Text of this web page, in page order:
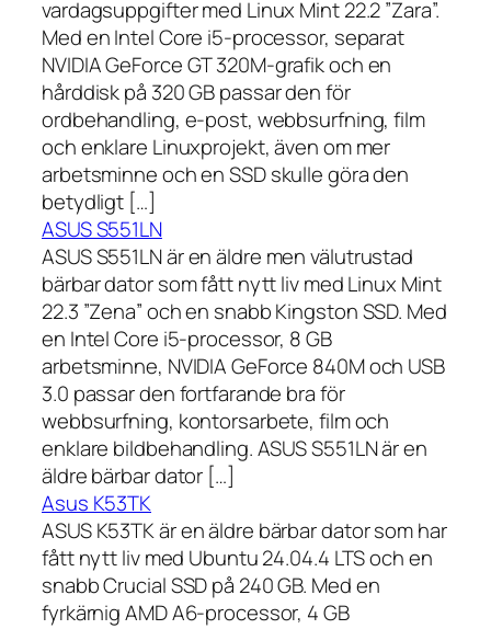
vardagsuppgifter med Linux Mint 22.2 ”Zara”.
Med en Intel Core i5-processor, separat
NVIDIA GeForce GT 320M-grafik och en
hårddisk på 320 GB passar den för
ordbehandling, e-post, webbsurfning, film
och enklare Linuxprojekt, även om mer
arbetsminne och en SSD skulle göra den
betydligt […]
ASUS S551LN
ASUS S551LN är en äldre men välutrustad
bärbar dator som fått nytt liv med Linux Mint
22.3 ”Zena” och en snabb Kingston SSD. Med
en Intel Core i5-processor, 8 GB
arbetsminne, NVIDIA GeForce 840M och USB
3.0 passar den fortfarande bra för
webbsurfning, kontorsarbete, film och
enklare bildbehandling. ASUS S551LN är en
äldre bärbar dator […]
Asus K53TK
ASUS K53TK är en äldre bärbar dator som har
fått nytt liv med Ubuntu 24.04.4 LTS och en
snabb Crucial SSD på 240 GB. Med en
fyrkärnig AMD A6-processor, 4 GB